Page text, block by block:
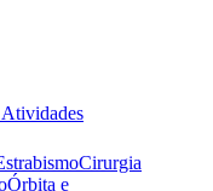
Cirurgia
Órbita e